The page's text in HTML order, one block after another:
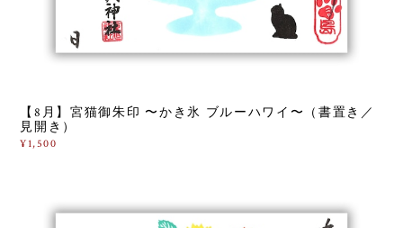
【8月】宮猫御朱印 〜かき氷 ブルーハワイ〜（書置き／
見開き）
¥1,500